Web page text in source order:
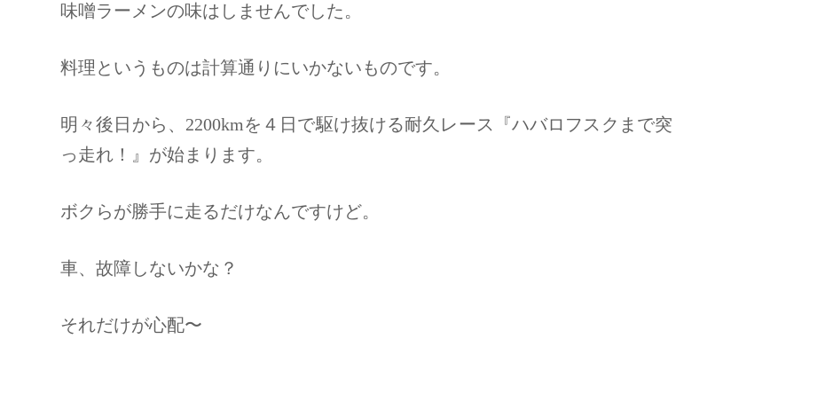
味噌ラーメンの味はしませんでした。
料理というものは計算通りにいかないものです。
明々後日から、2200kmを４日で駆け抜ける耐久レース『ハバロフスクまで突
っ走れ！』が始まります。
ボクらが勝手に走るだけなんですけど。
車、故障しないかな？
それだけが心配〜